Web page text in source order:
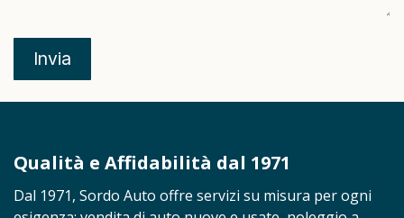
Invia
Qualità e Affidabilità dal 1971
Dal 1971, Sordo Auto offre servizi su misura per ogni